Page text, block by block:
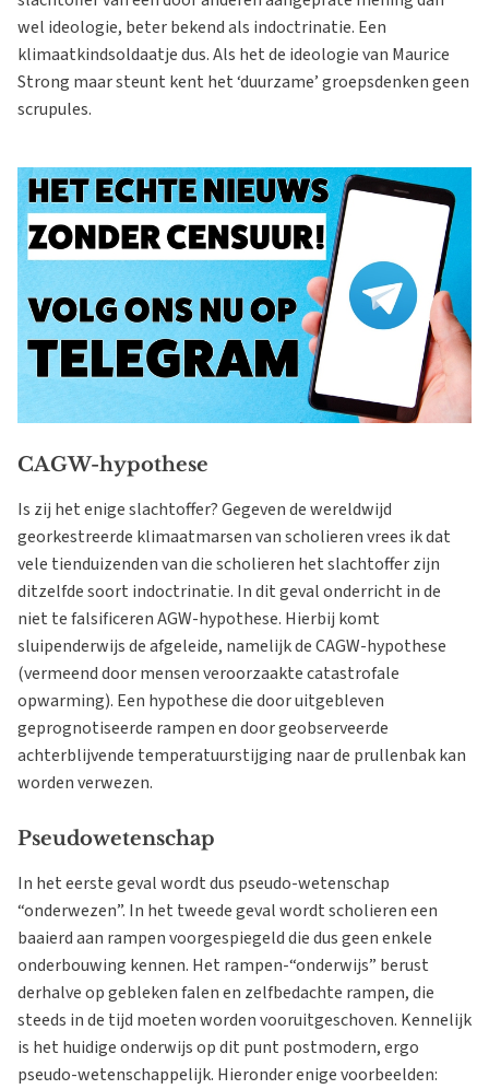
wel ideologie, beter bekend als indoctrinatie. Een
klimaatkindsoldaatje dus. Als het de ideologie van Maurice
Strong maar steunt kent het ‘duurzame’ groepsdenken geen
scrupules.
CAGW-hypothese
Is zij het enige slachtoffer? Gegeven de wereldwijd
georkestreerde klimaatmarsen van scholieren vrees ik dat
vele tienduizenden van die scholieren het slachtoffer zijn
ditzelfde soort indoctrinatie. In dit geval onderricht in de
niet te falsificeren AGW-hypothese. Hierbij komt
sluipenderwijs de afgeleide, namelijk de CAGW-hypothese
(vermeend door mensen veroorzaakte catastrofale
opwarming). Een hypothese die door uitgebleven
geprognotiseerde rampen en door geobserveerde
achterblijvende temperatuurstijging naar de prullenbak kan
worden verwezen.
Pseudowetenschap
In het eerste geval wordt dus pseudo-wetenschap
“onderwezen”. In het tweede geval wordt scholieren een
baaierd aan rampen voorgespiegeld die dus geen enkele
onderbouwing kennen. Het rampen-“onderwijs” berust
derhalve op gebleken falen en zelfbedachte rampen, die
steeds in de tijd moeten worden vooruitgeschoven. Kennelijk
is het huidige onderwijs op dit punt postmodern, ergo
pseudo-wetenschappelijk. Hieronder enige voorbeelden: